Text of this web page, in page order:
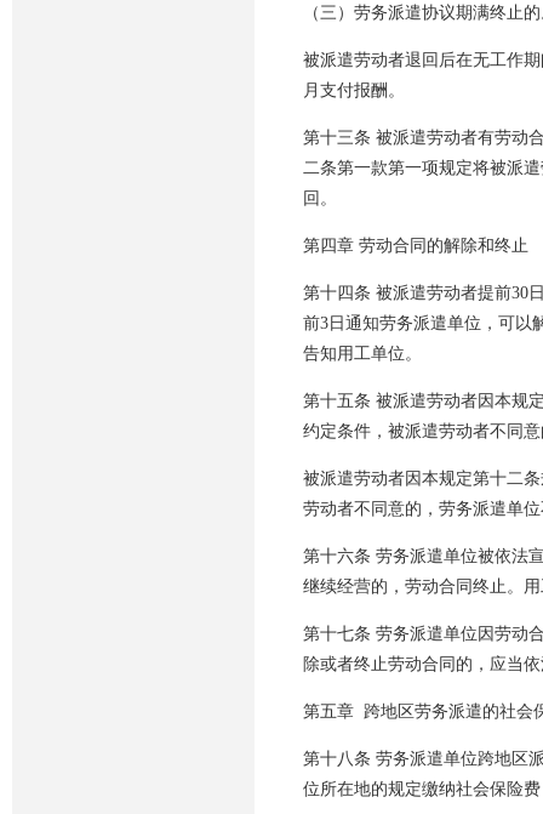
（三）劳务派遣协议期满终止
被派遣劳动者退回后在无工作
月支付报酬。
第十三条 被派遣劳动者有劳动
二条第一款第一项规定将被派
回。
第四章 劳动合同的解除和终止
第十四条 被派遣劳动者提前30
前3日通知劳务派遣单位，可以
告知用工单位。
第十五条 被派遣劳动者因本规
约定条件，被派遣劳动者不同
被派遣劳动者因本规定第十二
劳动者不同意的，劳务派遣单
第十六条 劳务派遣单位被依法
继续经营的，劳动合同终止。
第十七条 劳务派遣单位因劳动
除或者终止劳动合同的，应当
第五章 跨地区劳务派遣的社会
第十八条 劳务派遣单位跨地区
位所在地的规定缴纳社会保险